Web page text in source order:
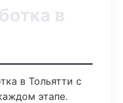
в
в Тольятти с
этапе.